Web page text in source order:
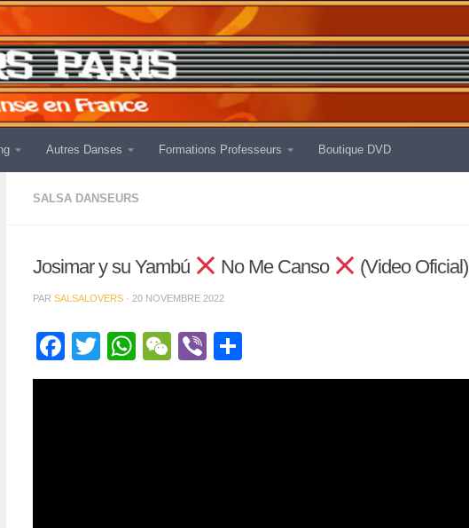
Autres Danses Formations Professeurs Boutique DVD
SALSA DANSEURS
Josimar y su Yambú No Me Canso (Video Oficial)
PAR SALSALOVERS · 20 NOVEMBRE 2022
Facebook
Twitter
WhatsApp
WeChat
Viber